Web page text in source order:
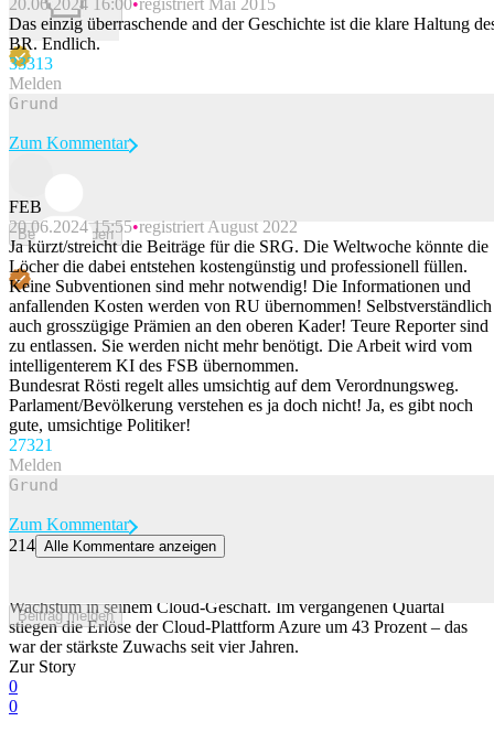
Beitrag melden
Das einzig überraschende and der Geschichte ist die klare Haltung
BR. Endlich.
33313
Melden
Beitrag melden
Zum Kommentar
FEB
20.06.2024 15:55 registriert August 2022
Ja kürzt/streicht die Beiträge für die SRG. Die Weltwoche könnte die
Löcher die dabei entstehen kostengünstig und professionell füllen.
Keine Subventionen sind mehr notwendig! Die Informationen und
anfallenden Kosten werden von RU übernommen! Selbstverständlich
auch grosszügige Prämien an den oberen Kader! Teure Reporter sind
zu entlassen. Sie werden nicht mehr benötigt. Die Arbeit wird vom
intelligenterem KI des FSB übernommen.
Bundesrat Rösti regelt alles umsichtig auf dem Verordnungsweg.
Parlament/Bevölkerung verstehen es ja doch nicht! Ja, es gibt noch
gute, umsichtige Politiker!
27321
Melden
Beitrag melden
Zum Kommentar
214 Alle Kommentare anzeigen
Wachstum in seinem Cloud-Geschäft. Im vergangenen Quartal
stiegen die Erlöse der Cloud-Plattform Azure um 43 Prozent – das
war der stärkste Zuwachs seit vier Jahren.
Zur Story
0
0